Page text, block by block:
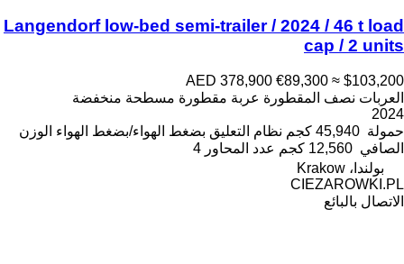
Langendorf low-bed semi-trailer / 2024 / 46 t load
cap / 2 units
AED 378,900 €89,300 ≈ $103,200
العربات نصف المقطورة عربة مقطورة مسطحة منخفضة
2024
حمولة 45,940 كجم نظام التعليق بضغط الهواء/بضغط الهواء الوزن
الصافي 12,560 كجم عدد المحاور 4
بولندا، Krakow
CIEZAROWKI.PL
الاتصال بالبائع